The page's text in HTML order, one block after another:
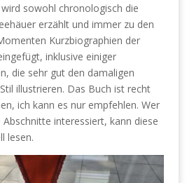
wird sowohl chronologisch die
erzählt und immer zu den
Kurzbiographien der
inklusive einiger
die sehr gut den damaligen
illustrieren. Das Buch ist recht
ich kann es nur empfehlen. Wer
interessiert, kann diese
lesen.